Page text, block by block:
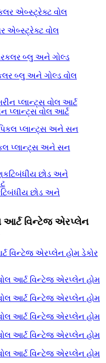
એબ્સ્ટ્રેક્ટ વોલ
બ્લુ અને ગોલ્ડ વોલ
પ્લાન્ટ્સ વોલ આર્ટ
પ્લાન્ટ્સ અને સન
છોડ અને
આર્ટ વિન્ટેજ એરપ્લેન